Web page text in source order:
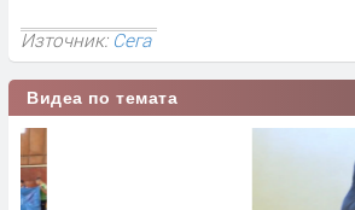
Източник:Сега
Видеа по темата